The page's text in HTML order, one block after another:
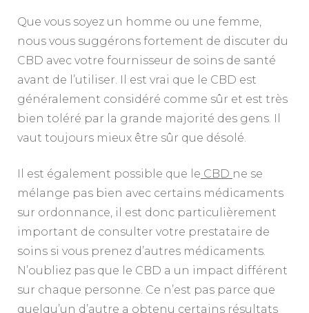
Que vous soyez un homme ou une femme,
nous vous suggérons fortement de discuter du
CBD avec votre fournisseur de soins de santé
avant de l’utiliser. Il est vrai que le CBD est
généralement considéré comme sûr et est très
bien toléré par la grande majorité des gens. Il
vaut toujours mieux être sûr que désolé.
Il est également possible que le CBD ne se
mélange pas bien avec certains médicaments
sur ordonnance, il est donc particulièrement
important de consulter votre prestataire de
soins si vous prenez d’autres médicaments.
N’oubliez pas que le CBD a un impact différent
sur chaque personne. Ce n’est pas parce que
quelqu’un d’autre a obtenu certains résultats